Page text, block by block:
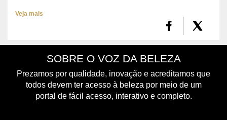
Veja mais
SOBRE O VOZ DA BELEZA
Prezamos por qualidade, inovação e acreditamos que
todos devem ter acesso à beleza por meio de um
portal de fácil acesso, interativo e completo.